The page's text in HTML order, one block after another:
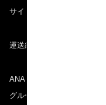
サイトマップ
運送約款
ANAグループについて
グループ企業一覧